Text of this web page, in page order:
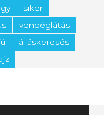
siker
vendéglátás
álláskeresés